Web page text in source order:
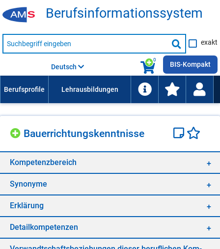
Be­rufs­in­for­ma­ti­ons­sys­tem
Suche
nach
Suche
starten
exakt
0
Deutsch BIS-Kompakt
Bau­er­rich­tungs­kennt­nis­se
Kom­pe­tenz­be­reich
Syn­ony­me
Er­klä­rung
De­tail­kom­pe­ten­zen